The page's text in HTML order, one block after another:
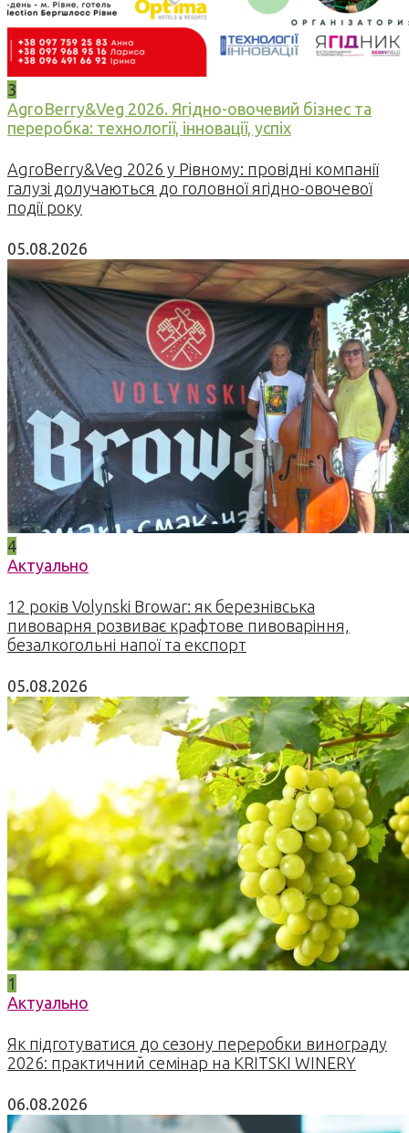
3
AgroBerry&Veg 2026. Ягідно-овочевий бізнес та
переробка: технології, інновації, успіх
AgroBerry&Veg 2026 у Рівному: провідні компанії
галузі долучаються до головної ягідно-овочевої
події року
05.08.2026
4
Актуально
12 років Volynski Browar: як березнівська
пивоварня розвиває крафтове пивоваріння,
безалкогольні напої та експорт
05.08.2026
1
Актуально
Як підготуватися до сезону переробки винограду
2026: практичний семінар на KRITSKI WINERY
06.08.2026